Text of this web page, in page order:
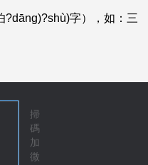
字），如：三
掃
碼
加
微